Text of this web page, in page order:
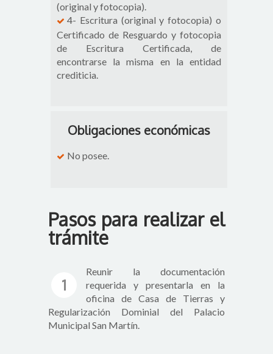
(original y fotocopia).
4- Escritura (original y fotocopia) o
Certificado de Resguardo y fotocopia
de Escritura Certificada, de
encontrarse la misma en la entidad
crediticia.
Obligaciones económicas
No posee.
Pasos para realizar el
trámite
1
Reunir la documentación
requerida y presentarla en la
oficina de Casa de Tierras y
Regularización Dominial del Palacio
Municipal San Martín.